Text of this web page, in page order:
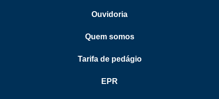
Ouvidoria
Quem somos
Tarifa de pedágio
EPR